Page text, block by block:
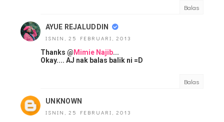
Balas
AYUE REJALUDDIN
ISNIN, 25 FEBRUARI, 2013
Thanks @ Mimie Najib...
Okay.... AJ nak balas balik ni =D
Balas
UNKNOWN
ISNIN, 25 FEBRUARI, 2013